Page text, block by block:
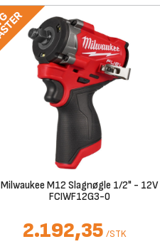
Milwaukee M12 Slagnøgle 1/2" - 12V
FCIWF12G3-0
2.192,35 /STK